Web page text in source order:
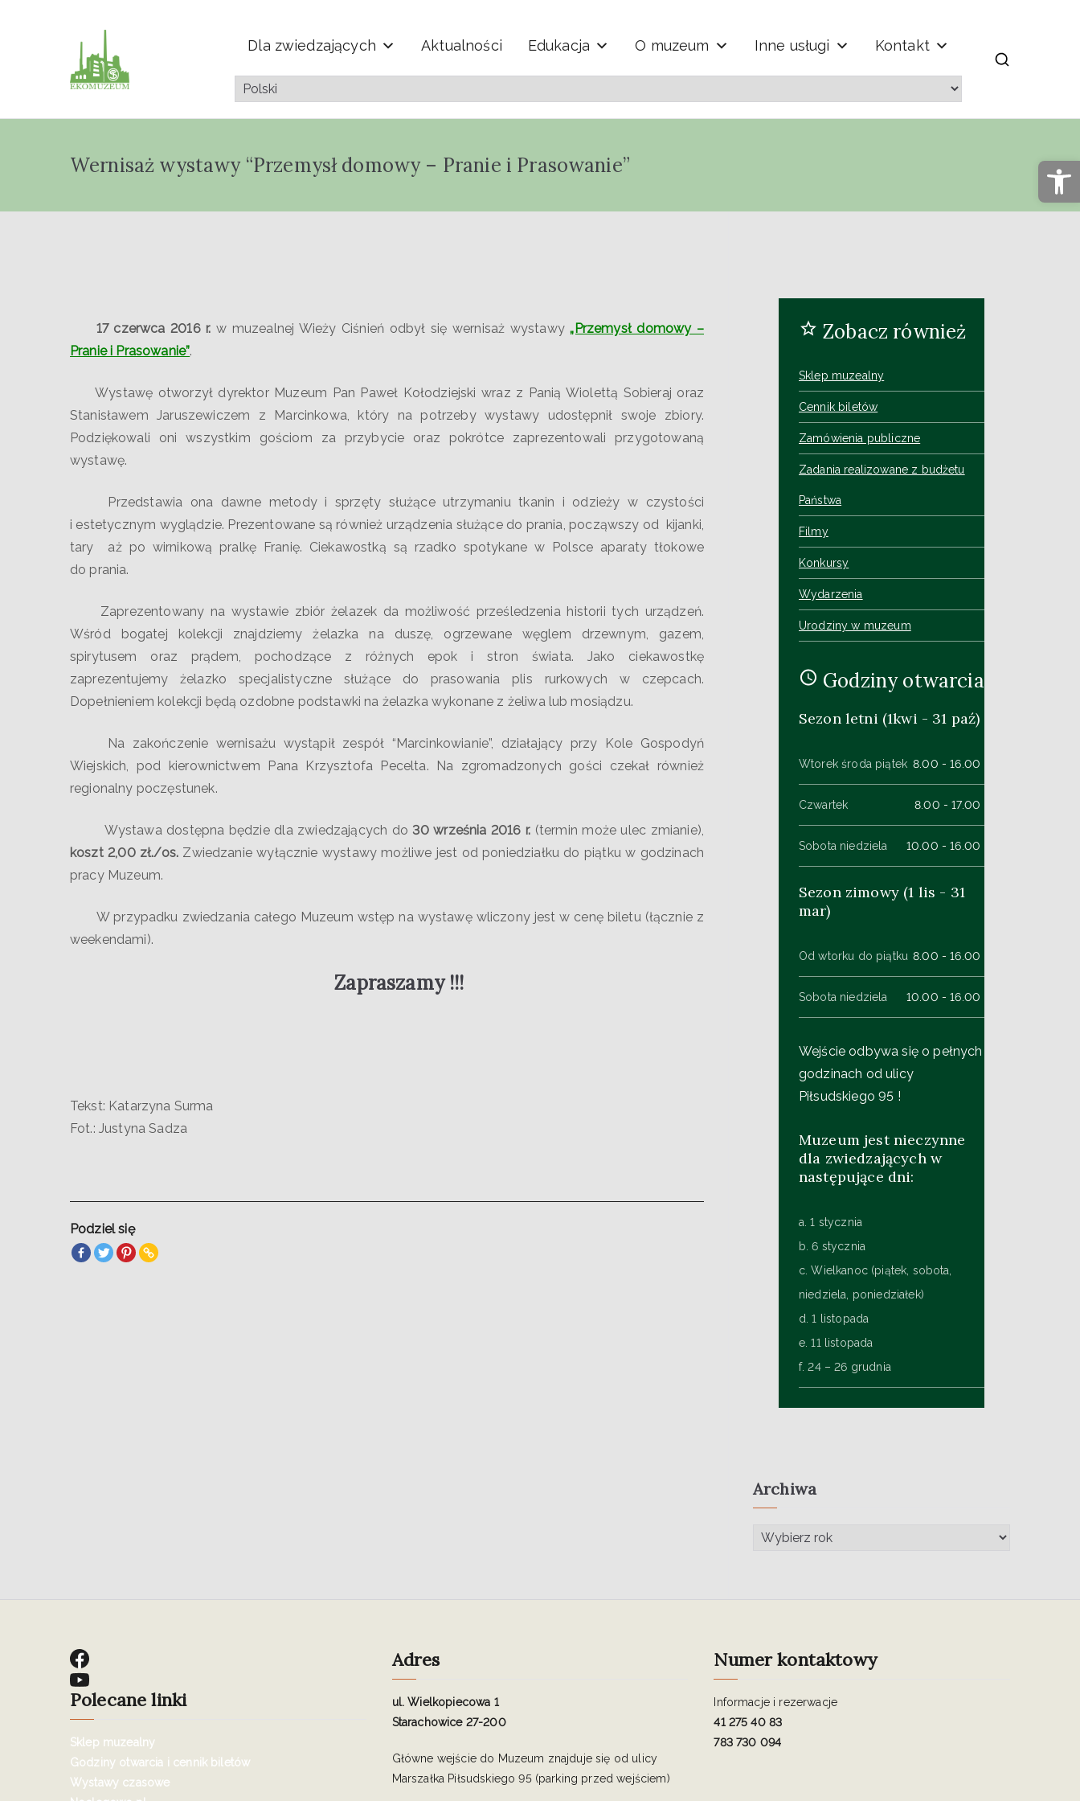
Muzeum Przyrody i Techniki "Ekomuzeum" im. Jana
Pazdura
Dla zwiedzających Aktualności Edukacja O muzeum Inne usługi Kontakt
Wernisaż wystawy “Przemysł domowy – Pranie i Prasowanie”
17 czerwca 2016 r. w muzealnej Wieży Ciśnień odbył się wernisaż wystawy„Przemysł domowy –
Pranie i Prasowanie”.
Wystawę otworzył dyrektor Muzeum Pan Paweł Kołodziejski wraz z Panią Wiolettą Sobieraj oraz
Stanisławem Jaruszewiczem z Marcinkowa, który na potrzeby wystawy udostępnił swoje zbiory.
Podziękowali oni wszystkim gościom za przybycie oraz pokrótce zaprezentowali przygotowaną
wystawę.
Przedstawia ona dawne metody i sprzęty służące utrzymaniu tkanin i odzieży w czystości
i estetycznym wyglądzie. Prezentowane są również urządzenia służące do prania, począwszy od kijanki,
tary aż po wirnikową pralkę Franię. Ciekawostką są rzadko spotykane w Polsce aparaty tłokowe
do prania.
Zaprezentowany na wystawie zbiór żelazek da możliwość prześledzenia historii tych urządzeń.
Wśród bogatej kolekcji znajdziemy żelazka na duszę, ogrzewane węglem drzewnym, gazem,
spirytusem oraz prądem, pochodzące z różnych epok i stron świata. Jako ciekawostkę
zaprezentujemy żelazko specjalistyczne służące do prasowania plis rurkowych w czepcach.
Dopełnieniem kolekcji będą ozdobne podstawki na żelazka wykonane z żeliwa lub mosiądzu.
Na zakończenie wernisażu wystąpił zespół “Marcinkowianie”, działający przy Kole Gospodyń
Wiejskich, pod kierownictwem Pana Krzysztofa Pecelta. Na zgromadzonych gości czekał również
regionalny poczęstunek.
Wystawa dostępna będzie dla zwiedzających do 30 września 2016 r. (termin może ulec zmianie),
koszt 2,00 zł./os. Zwiedzanie wyłącznie wystawy możliwe jest od poniedziałku do piątku w godzinach
pracy Muzeum.
W przypadku zwiedzania całego Muzeum wstęp na wystawę wliczony jest w cenę biletu (łącznie z
weekendami).
Zapraszamy !!!
Tekst: Katarzyna Surma
Fot.: Justyna Sadza
Podziel się
Zobacz również
Sklep muzealny
Cennik biletów
Zamówienia publiczne
Zadania realizowane z budżetu
Państwa
Filmy
Konkursy
Wydarzenia
Urodziny w muzeum
Godziny otwarcia
Sezon letni (1kwi - 31 paź)
Wtorek środa piątek 8.00 - 16.00
Czwartek 8.00 - 17.00
Sobota niedziela 10.00 - 16.00
Sezon zimowy (1 lis - 31
mar)
Od wtorku do piątku 8.00 - 16.00
Sobota niedziela 10.00 - 16.00
Wejście odbywa się o pełnych
godzinach od ulicy
Piłsudskiego 95 !
Muzeum jest nieczynne
dla zwiedzających w
następujące dni:
a. 1 stycznia
b. 6 stycznia
c. Wielkanoc (piątek, sobota,
niedziela, poniedziałek)
d. 1 listopada
e. 11 listopada
f. 24 – 26 grudnia
Archiwa
Polecane linki
Sklep muzealny
Godziny otwarcia i cennik biletów
Wystawy czasowe
Adres
ul. Wielkopiecowa 1
Starachowice 27-200
Główne wejście do Muzeum znajduje się od ulicy
Marszałka Piłsudskiego 95 (parking przed wejściem)
Numer kontaktowy
Informacje i rezerwacje
41 275 40 83
783 730 094